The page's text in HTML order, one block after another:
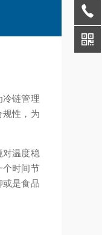
链管理
规性，为
温度稳
个时间节
或是食品